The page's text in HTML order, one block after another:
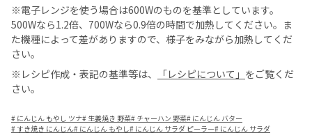
※電子レンジを使う場合は600Wのものを基準としています。
500Wなら1.2倍、700Wなら0.9倍の時間で加熱してください。ま
た機種によって差がありますので、様子をみながら加熱してくだ
さい。
※レシピ作成・表記の基準等は、
「レシピについて」 をご覧くだ
さい。
# にんじん もやし ツナ# 生姜焼き 野菜# チャーハン 野菜# にんじん バター
#すき焼き にんじん# にんじん もやし# にんじん サラダ ピーラー# にんじん サラダ